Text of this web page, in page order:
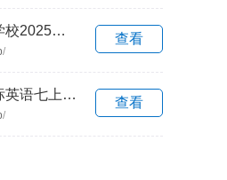
凯奇学校2025版本下载
/
查看
新目标英语七上2025下载
/
查看